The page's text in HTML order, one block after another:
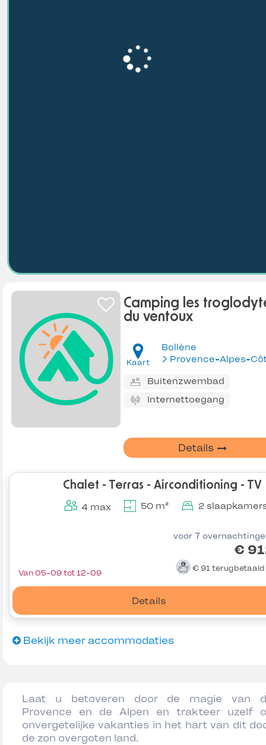
Camping les
du ventoux
Kaart
Bollène
Buitenzwembad
Internettoegang
Details
Chalet - Terras - Airconditioning - TV
4 max 50 m² 2
voor 7
€
€ 91 terugbetaald
Details
Van 05-09 tot 12-09
Bekijk meer accommodaties
Laat u betoveren door de magie van
Provence en de Alpen en trakteer uzelf
onvergetelijke vakanties in het hart van dit
de zon overgoten land.